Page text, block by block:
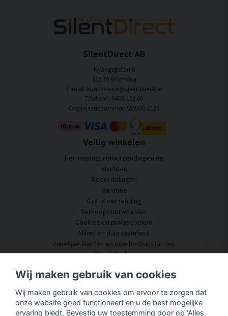
SilentDirect AB
Nyängsgatan 6
295 39 Bromölla
E-mail: kundservice@silentdirect.se
Telefoon: 0456-100 00
Organisatienummer: 559330-3166
Veilig winkelen
Herroeping, retourzendingen en
klachten
Beoordelingen
Garantie
Gratis verzending
Verkoopvoorwaarden
Cookies en privacybeleid
Milieu en duurzaamheid
Zakelijke klanten en overheidsinstanties
Word dealer
Klantenservice
Neem contact met ons op
Akoestisch advies
Wij maken gebruik van cookies
Wij maken gebruik van cookies om ervoor te zorgen dat
onze website goed functioneert en u de best mogelijke
ervaring biedt. Bevestig uw toestemming door op ‘Alles